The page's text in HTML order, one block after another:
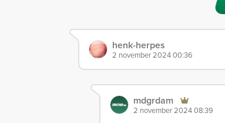
henk-herpes
2 november 2024 00:36
mdgrdam
2 november 2024 08:39